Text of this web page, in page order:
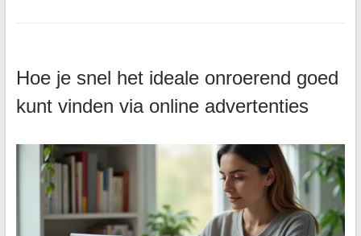
Hoe je snel het ideale onroerend goed
kunt vinden via online advertenties